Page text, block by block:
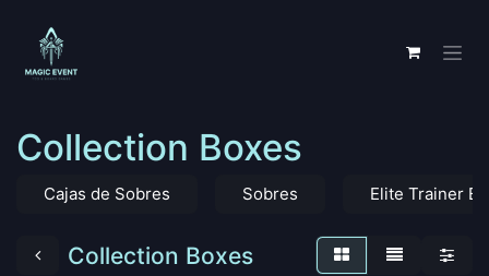
Collection Boxes
Cajas de Sobres Sobres Elite Trainer
Collection Boxes